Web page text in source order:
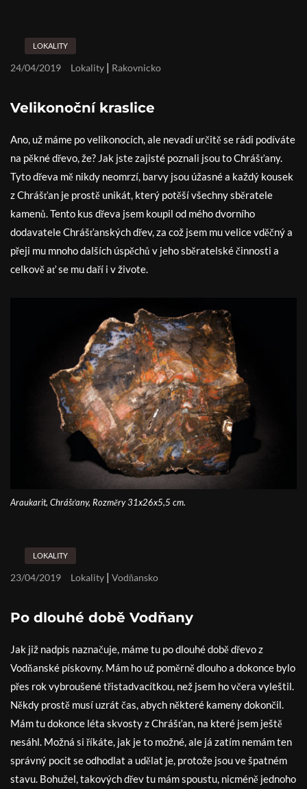
LOKALITY
24/04/2019 Lokality | Rakovnicko
Velikonoční kraslice
Ano, už máme po velikonocích, ale nevadí určitě se rádi podíváte
na pěkné dřevo, že? Jak jste zajisté poznali jsou to Chrášťany.
Tyto dřeva mě nikdy neomrzí, barvy jsou úžasné a každý kousek
z Chrášťan je prostě unikát, který potěší všechny sběratele
kamenů. Tento kus dřeva jsem koupil od mého dvorního
dodavatele Chrášťanských dřev, za což jsem mu velice vděčný a
přeji mu mnoho dalších úspěchů v jeho sběratelské činnosti a
celkově ať se mu daří i v živote.
Araukarit, Chrášťany, Rozměry 31x26x5,5 cm.
LOKALITY
23/04/2019 Lokality | Vodňansko
Po dlouhé době Vodňany
Jak již nadpis naznačuje, máme tu po dlouhé době dřevo z
Vodňanské pískovny. Mám ho už poměrně dlouho a dokonce bylo
přes rok vybroušené třistadvacítkou, než jsem ho včera vyleštil.
Někdy prostě musí uzrát čas, abych některé kameny dokončil.
Mám tu dokonce léta skvosty z Chrášťan, na které jsem ještě
nesáhl. Možná si říkáte, jak je to možné, ale já zatím nemám ten
správný pocit se odhodlat a udělat je, protože jsou ve špatném
stavu. Bohužel, takových dřev tu mám spoustu, nicméně jednoho